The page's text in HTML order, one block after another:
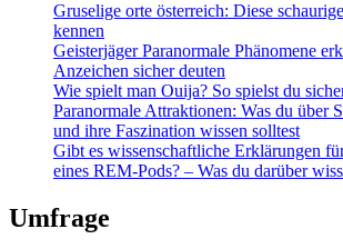
Gruselige orte österreich: Diese
kennen
Geisterjäger Paranormale Phänomene
Anzeichen sicher deuten
Wie spielt man Ouija? So spielst du
Paranormale Attraktionen: Was du über
und ihre Faszination wissen solltest
Gibt es wissenschaftliche Erklärungen
eines REM-Pods? – Was du darüber
Umfrage